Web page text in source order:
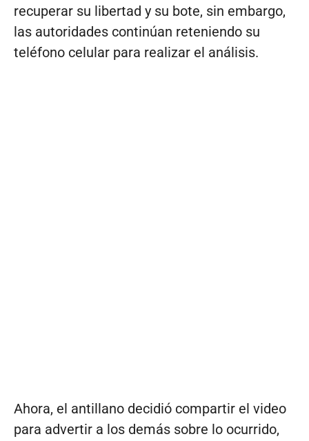
recuperar su libertad y su bote, sin embargo,
las autoridades continúan reteniendo su
teléfono celular para realizar el análisis.
Ahora, el antillano decidió compartir el video
para advertir a los demás sobre lo ocurrido,